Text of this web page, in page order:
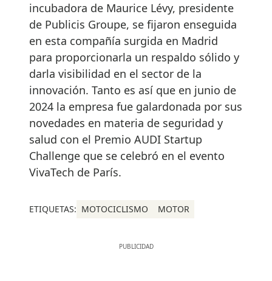
incubadora de Maurice Lévy, presidente
de Publicis Groupe, se fijaron enseguida
en esta compañía surgida en Madrid
para proporcionarla un respaldo sólido y
darla visibilidad en el sector de la
innovación. Tanto es así que en junio de
2024 la empresa fue galardonada por sus
novedades en materia de seguridad y
salud con el Premio AUDI Startup
Challenge que se celebró en el evento
VivaTech de París.
ETIQUETAS: MOTOCICLISMO MOTOR